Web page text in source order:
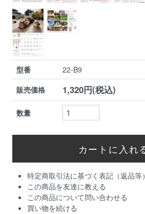
型番
22-B9
販売価格
1,320円(税込)
数量
特定商取引法に基づく表記（返品等）
この商品を友達に教える
この商品について問い合わせる
買い物を続ける